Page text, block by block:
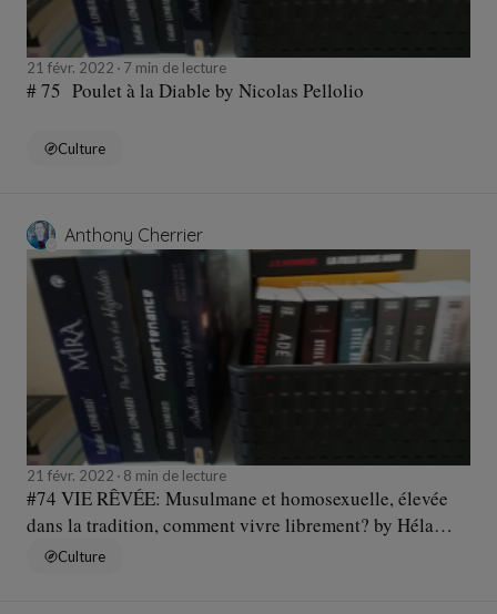
21 févr. 2022 7 min de lecture
# 75 Poulet à la Diable by Nicolas Pellolio
Culture
Anthony Cherrier
21 févr. 2022 8 min de lecture
#74 VIE RÊVÉE: Musulmane et homosexuelle, élevée
dans la tradition, comment vivre librement? by Héla
SaïdiCulture